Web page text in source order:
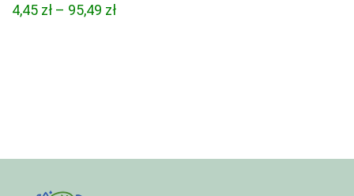
4,45 zł – 95,49 złZakres